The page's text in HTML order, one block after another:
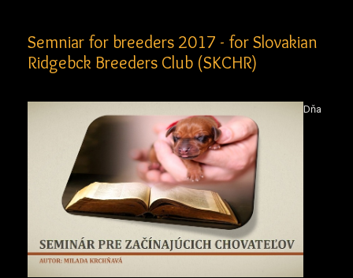
Semniar for breeders 2017 - for Slovakian
Ridgebck Breeders Club (SKCHR)
Dňa